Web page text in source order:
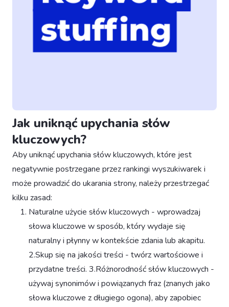
Jak uniknąć upychania słów
kluczowych?
Aby uniknąć upychania słów kluczowych, które jest
negatywnie postrzegane przez rankingi wyszukiwarek i
może prowadzić do ukarania strony, należy przestrzegać
kilku zasad:
Naturalne użycie słów kluczowych - wprowadzaj
słowa kluczowe w sposób, który wydaje się
naturalny i płynny w kontekście zdania lub akapitu.
2.Skup się na jakości treści - twórz wartościowe i
przydatne treści. 3.Różnorodność słów kluczowych -
używaj synonimów i powiązanych fraz (znanych jako
słowa kluczowe z długiego ogona), aby zapobiec